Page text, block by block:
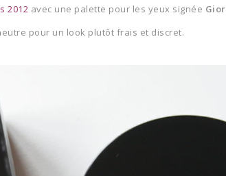
2012 avec une palette pour les yeux signée
pour un look plutôt frais et discret.